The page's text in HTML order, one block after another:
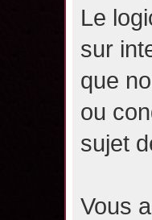
Le
sur
que
ou
sujet
Vous